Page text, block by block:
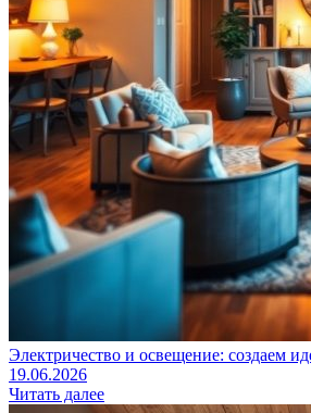
Электричество и освещение: создаем
19.06.2026
Читать далее